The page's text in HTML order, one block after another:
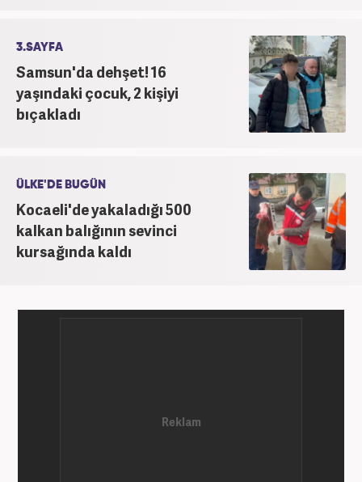
3.SAYFA
Samsun'da dehşet! 16
yaşındaki çocuk, 2 kişiyi
bıçakladı
ÜLKE'DE BUGÜN
Kocaeli'de yakaladığı 500
kalkan balığının sevinci
kursağında kaldı